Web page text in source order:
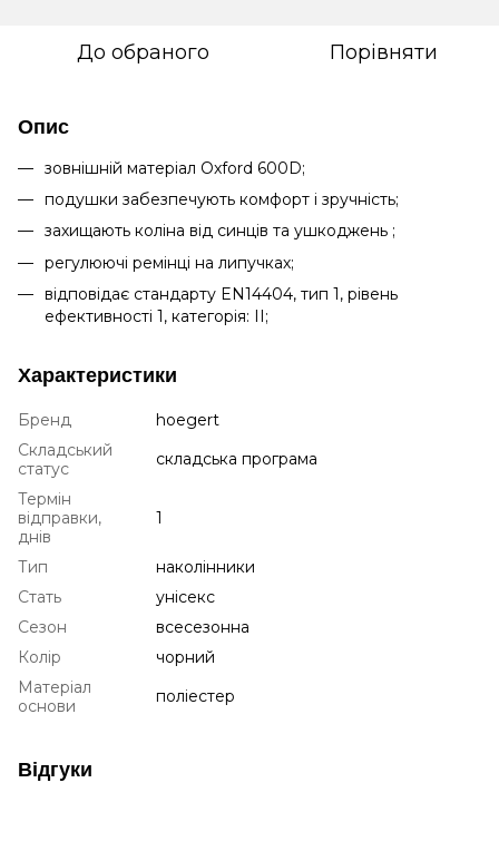
До обраного Порівняти
Опис
зовнішній матеріал Oxford 600D;
подушки забезпечують комфорт і зручність;
захищають коліна від синців та ушкоджень ;
регулюючі ремінці на липучках;
відповідає стандарту EN14404, тип 1, рівень
ефективності 1, категорія: II;
Характеристики
Бренд
hoegert
Складський
статус
складська програма
Термін
відправки,
днів
1
Тип
наколінники
Стать
унісекс
Сезон
всесезонна
Колір
чорний
Матеріал
основи
поліестер
Відгуки